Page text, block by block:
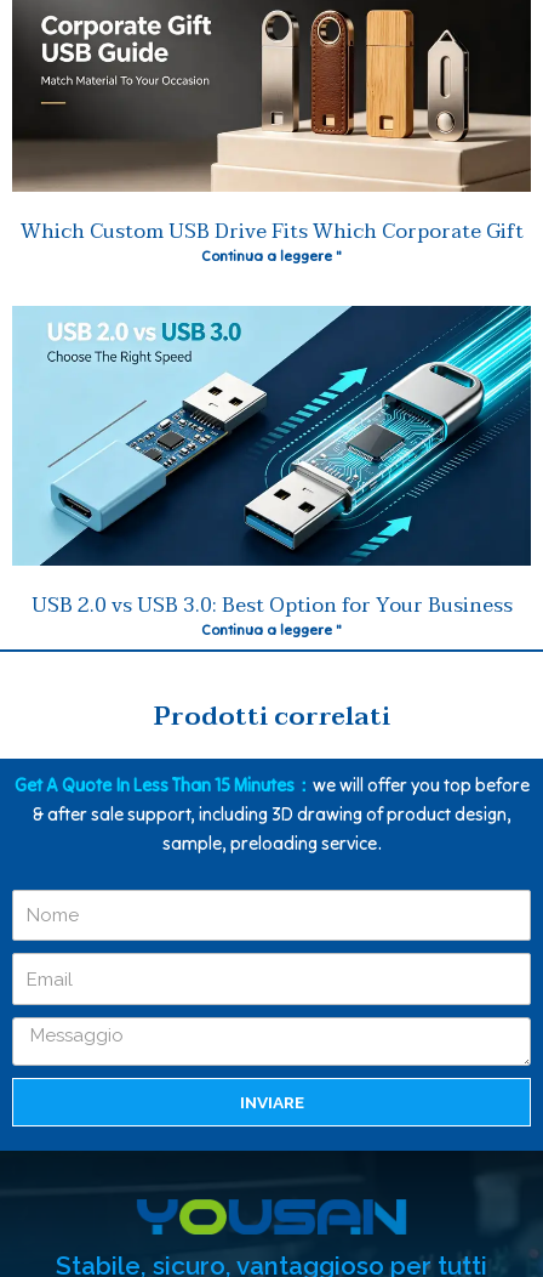
Which Custom USB Drive Fits Which Corporate Gift
Continua a leggere "
USB 2.0 vs USB 3.0: Best Option for Your Business
Continua a leggere "
Prodotti correlati
Get A Quote In Less Than 15 Minutes： we will offer you top before
& after sale support, including 3D drawing of product design,
sample, preloading service.
INVIARE
Stabile, sicuro, vantaggioso per tutti